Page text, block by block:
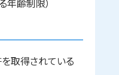
齢制限）
取得されている